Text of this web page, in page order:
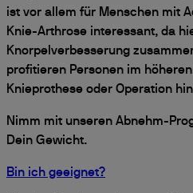
ist vor allem für Menschen mit
Knie-Arthrose interessant, da
Knorpelverbesserung
profitieren Personen im
Knieprothese oder Operation
Nimm mit unseren Abnehm-
Dein Gewicht.
Bin ich geeignet?